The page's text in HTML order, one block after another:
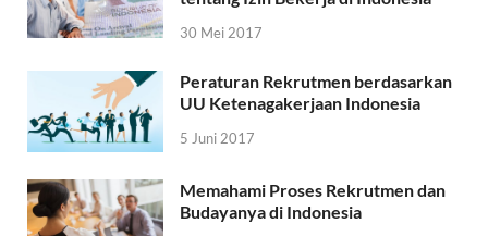
30 Mei 2017
Peraturan Rekrutmen berdasarkan
UU Ketenagakerjaan Indonesia
5 Juni 2017
Memahami Proses Rekrutmen dan
Budayanya di Indonesia